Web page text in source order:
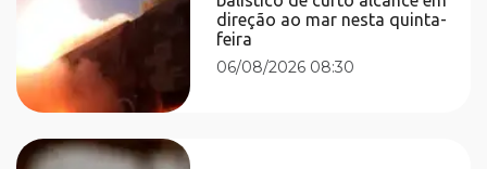
direção ao mar nesta quinta-
feira
06/08/2026 08:30